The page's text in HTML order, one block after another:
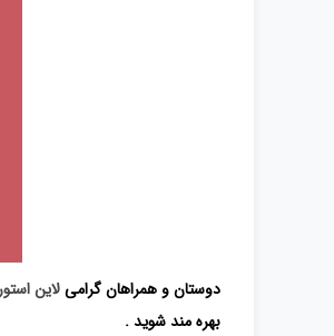
دوستان و همراهان گرامیلاین استور
بهره مند شوید .